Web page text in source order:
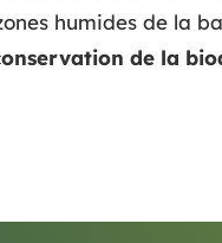
humides de la
de la